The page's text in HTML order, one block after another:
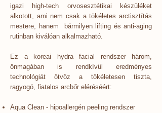
igazi high-tech orvosesztétikai készüléket
alkotott, ami nem csak a tökéletes arctisztítás
mestere, hanem bármilyen lifting és anti-aging
rutinban kiválóan alkalmazható.
Ez a koreai hydra facial rendszer három,
önmagában is rendkívül eredményes
technológiát ötvöz a tökéletesen tiszta,
ragyogó, fiatalos arcbőr eléréséért:
Aqua Clean - hipoallergén peeling rendszer